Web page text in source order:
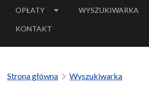
OPŁATY WYSZUKIWARKA
KONTAKT
Strona główna Wyszukiwarka